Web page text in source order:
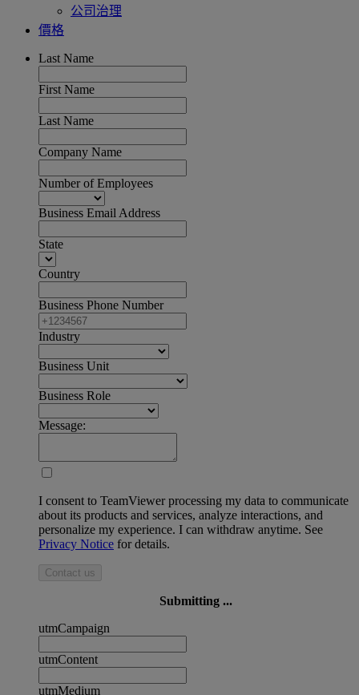
公司治理
價格
Last Name
First Name
Last Name
Company Name
Number of Employees
Business Email Address
State
Country
Business Phone Number
Industry
Business Unit
Business Role
Message:
I consent to TeamViewer processing my data to communicate
about its products and services, analyze interactions, and
personalize my experience. I can withdraw anytime. See
Privacy Notice for details.
Contact us
Submitting ...
utmCampaign
utmContent
utmMedium